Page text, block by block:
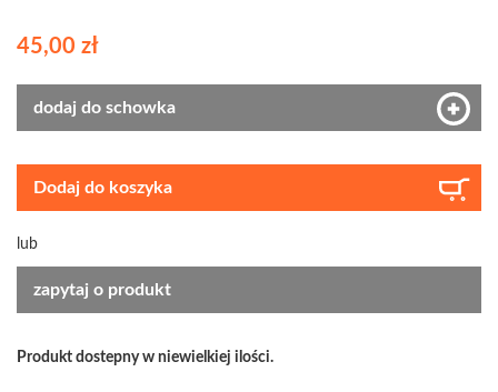
45,00 zł
dodaj do schowka
Dodaj do koszyka
lub
zapytaj o produkt
Produkt dostepny w niewielkiej ilości.